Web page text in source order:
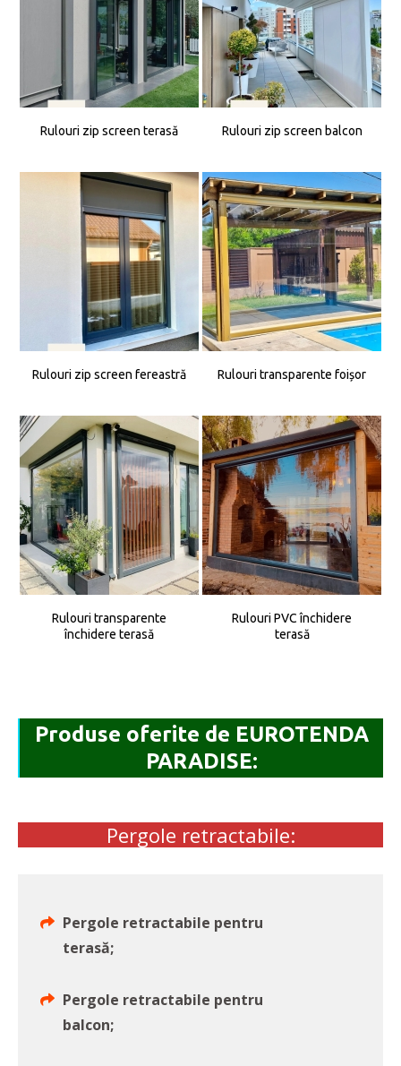
Rulouri zip screen terasă Rulouri zip screen balcon
Rulouri zip screen fereastră Rulouri transparente foișor
Rulouri transparente
închidere terasă
Rulouri PVC închidere
terasă
Produse oferite de EUROTENDA
PARADISE:
Pergole retractabile:
Pergole retractabile pentru
terasă;
Pergole retractabile pentru
balcon;